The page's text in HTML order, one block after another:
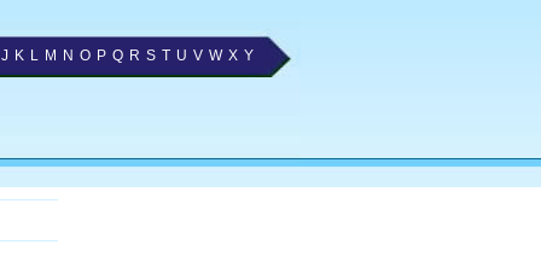
J K L M N O P Q R S T U V W X Y